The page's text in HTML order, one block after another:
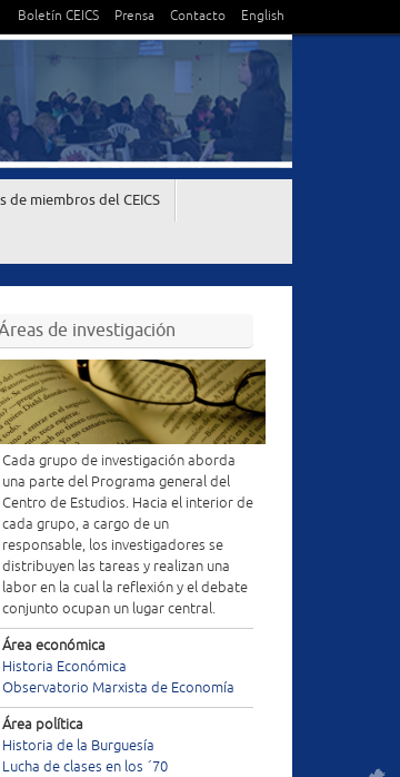
Boletín CEICS Prensa Contacto English
de miembros del CEICS
de investigación
Cada grupo de investigación aborda
una parte del Programa general del
Centro de Estudios. Hacia el interior de
cada grupo, a cargo de un
responsable, los investigadores se
distribuyen las tareas y realizan una
labor en la cual la reflexión y el debate
conjunto ocupan un lugar central.
Área económica
Historia Económica
Observatorio Marxista de Economía
Área política
Historia de la Burguesía
Lucha de clases en los ´70